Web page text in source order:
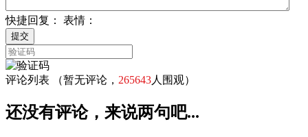
快捷回复： 表情：
评论列表 （暂无评论， 265643人围观）
还没有评论，来说两句吧...